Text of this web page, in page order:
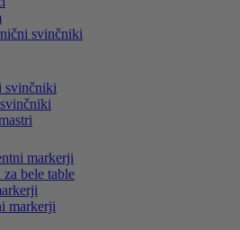
svinčniki
svinčniki
markerji
bele table
markerji